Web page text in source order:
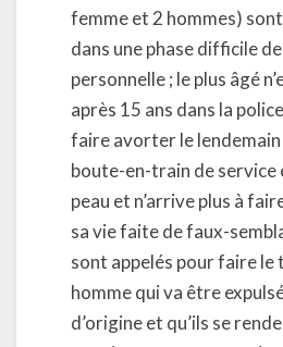
femme et 2 hommes)
dans une phase difficile
personnelle ; le plus âgé
après 15 ans dans la
faire avorter le lendemain
boute-en-train de service
peau et n’arrive plus à
sa vie faite de faux-
sont appelés pour faire le
homme qui va être
d’origine et qu’ils se